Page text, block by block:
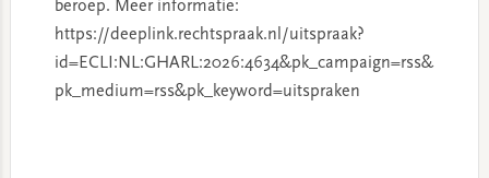
beroep. Meer informatie:
https://deeplink.rechtspraak.nl/uitspraak?
id=ECLI:NL:GHARL:2026:4634&pk_campaign=rss&
pk_medium=rss&pk_keyword=uitspraken